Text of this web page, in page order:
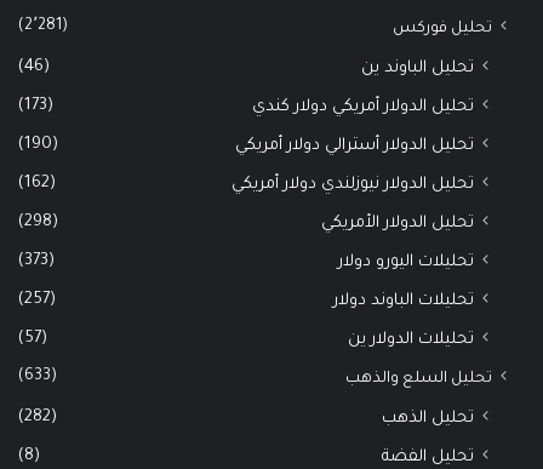
تحليل فوركس (2٬281)
تحليل الباوند ين (46)
تحليل الدولار أمريكي دولار كندي (173)
تحليل الدولار أسترالي دولار أمريكي (190)
تحليل الدولار نيوزلندي دولار أمريكي (162)
تحليل الدولار الأمريكي (298)
تحليلات اليورو دولار (373)
تحليلات الباوند دولار (257)
تحليلات الدولار ين (57)
تحليل السلع والذهب (633)
تحليل الذهب (282)
تحليل الفضة (8)